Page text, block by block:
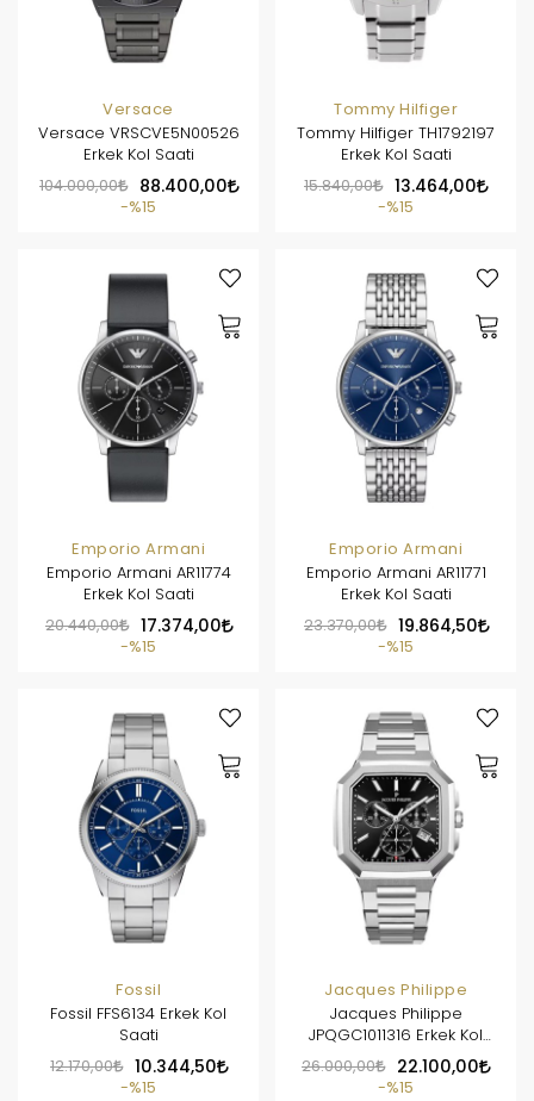
Versace
Versace VRSCVE5N00526
Erkek Kol Saati
104.000,00
88.400,00
%15
Tommy Hilfiger
Tommy Hilfiger TH1792197
Erkek Kol Saati
15.840,00
13.464,00
%15
Emporio Armani
Emporio Armani AR11774
Erkek Kol Saati
20.440,00
17.374,00
%15
Emporio Armani
Emporio Armani AR11771
Erkek Kol Saati
23.370,00
19.864,50
%15
Fossil
Fossil FFS6134 Erkek Kol
Saati
12.170,00
10.344,50
%15
Jacques Philippe
Jacques Philippe
JPQGC1011316 Erkek Kol
26.000,00 22.100,00
%15